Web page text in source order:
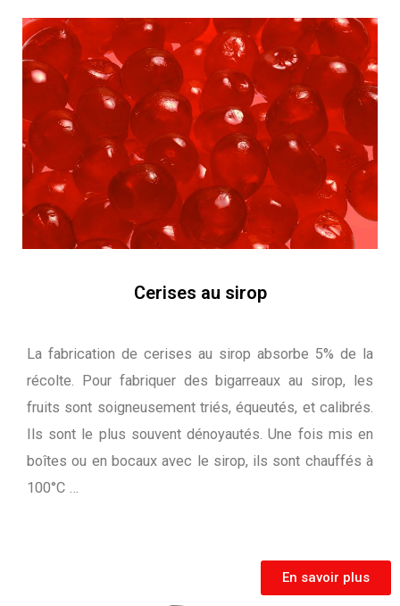
Cerises au sirop
La fabrication de cerises au sirop absorbe 5% de la
récolte. Pour fabriquer des bigarreaux au sirop, les
fruits sont soigneusement triés, équeutés, et calibrés.
Ils sont le plus souvent dénoyautés. Une fois mis en
boîtes ou en bocaux avec le sirop, ils sont chauffés à
100°C …
En savoir plus